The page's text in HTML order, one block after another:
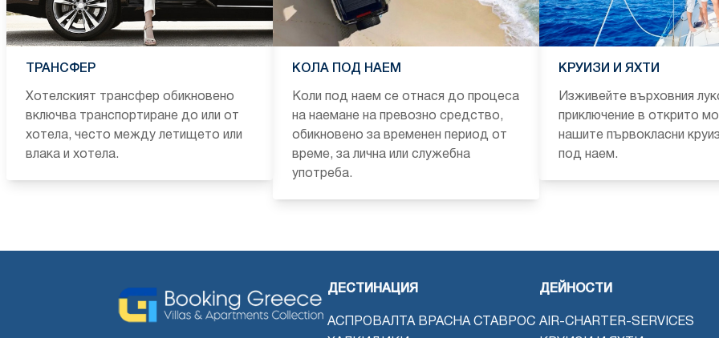
ТРАНСФЕР
Хотелският трансфер обикновено
включва транспортиране до или от
хотела, често между летището или
влака и хотела.
КОЛА ПОД НАЕМ
Коли под наем се отнася до процеса
на наемане на превозно средство,
обикновено за временен период от
време, за лична или служебна
употреба.
КРУИЗИ И ЯХТИ
Изживейте върховния
приключение в открито
нашите първокласни
под наем.
ДЕСТИНАЦИЯ
АСПРОВАЛТА ВРАСНА СТАВРОС
ДЕЙНОСТИ
AIR-CHARTER-SERVICES